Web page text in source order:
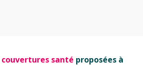
couvertures santé proposées à